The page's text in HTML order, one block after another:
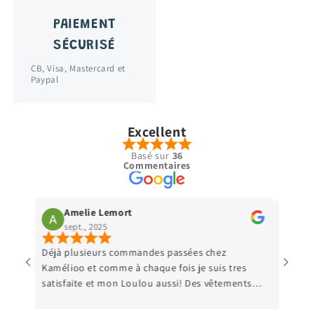
PAIEMENT
SÉCURISÉ
CB, Visa, Mastercard et
Paypal
Excellent
Basé sur 36
Commentaires
Amelie Lemort
sept., 2025
Déjà plusieurs commandes passées chez
Kamélioo et comme à chaque fois je suis tres
satisfaite et mon Loulou aussi! Des vêtements